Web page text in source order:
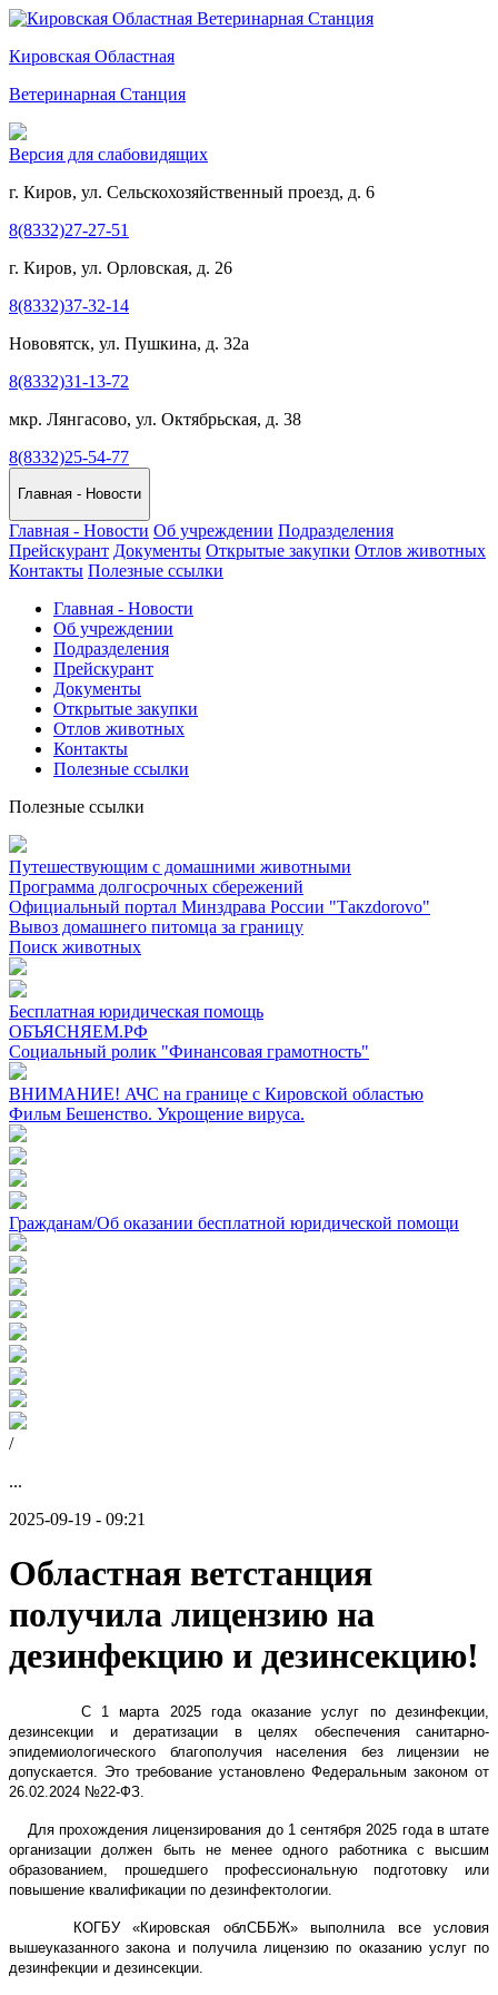
Кировская Областная
Ветеринарная Станция
Версия для слабовидящих
г. Киров, ул. Сельскохозяйственный проезд, д. 6
8(8332)27-27-51
г. Киров, ул. Орловская, д. 26
8(8332)37-32-14
Нововятск, ул. Пушкина, д. 32а
8(8332)31-13-72
мкр. Лянгасово, ул. Октябрьская, д. 38
8(8332)25-54-77
Главная - Новости
Главная - Новости Об учреждении Подразделения
Прейскурант Документы Открытые закупки Отлов животных
Контакты Полезные ссылки
Главная - Новости
Об учреждении
Подразделения
Прейскурант
Документы
Открытые закупки
Отлов животных
Контакты
Полезные ссылки
Полезные ссылки
Путешествующим с домашними животными
Программа долгосрочных сбережений
Официальный портал Минздрава России "Такzdorovo"
Вывоз домашнего питомца за границу
Поиск животных
Бесплатная юридическая помощь
ОБЪЯСНЯЕМ.РФ
Социальный ролик "Финансовая грамотность"
ВНИМАНИЕ! АЧС на границе с Кировской областью
Фильм Бешенство. Укрощение вируса.
Гражданам/Об оказании бесплатной юридической помощи
/
...
2025-09-19 - 09:21
Областная ветстанция
получила лицензию на
дезинфекцию и дезинсекцию!
С 1 марта 2025 года оказание услуг по дезинфекции,
дезинсекции и дератизации в целях обеспечения санитарно-
эпидемиологического благополучия населения без лицензии не
допускается . Это требование установлено Федеральным законом от
26.02.2024 №22-ФЗ.
Для прохождения лицензирования до 1 сентября 2025 года в штате
организации должен быть не менее одного работника с высшим
образованием, прошедшего профессиональную подготовку или
повышение квалификации по дезинфектологии.
КОГБУ «Кировская облСББЖ» выполнила все условия
вышеуказанного закона и получила лицензию по оказанию услуг по
дезинфекции и дезинсекции.